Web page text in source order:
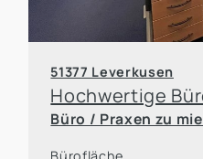
51377 Leverkusen
Büro / Praxen zu
Nachname*